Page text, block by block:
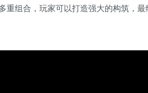
组合，玩家可以打造强大的构筑，最